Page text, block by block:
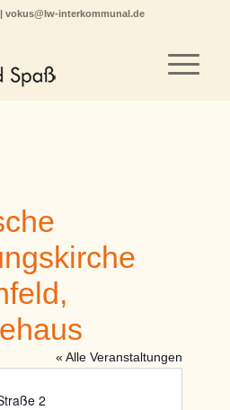
| vokus@lw-interkommunal.de
« Alle Veranstaltungen
2